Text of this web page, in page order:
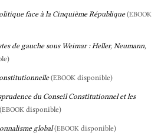
face à la Cinquième République (EBOOK
de gauche sous Weimar : Heller, Neumann,
(EBOOK disponible)
du Conseil Constitutionnel et les
(EBOOK disponible)
global (EBOOK disponible)